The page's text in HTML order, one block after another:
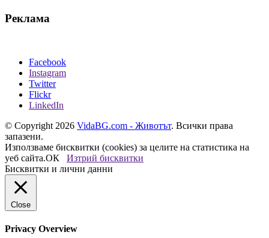
Реклама
Facebook
Instagram
Twitter
Flickr
LinkedIn
© Copyright 2026 VidaBG.com - Животът. Всички права
запазени.
Използваме бисквитки (cookies) за целите на статистика на
уеб сайта.ОК
Изтрий бисквитки
Бисквитки и лични данни
Close
Privacy Overview